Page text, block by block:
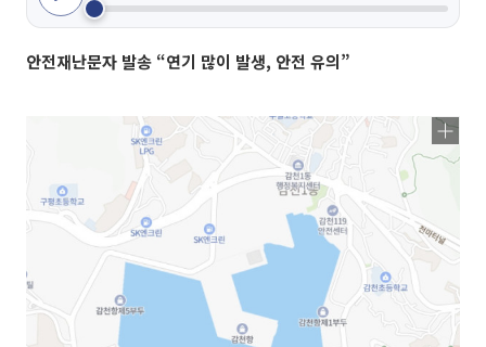
안전재난문자 발송 “연기 많이 발생, 안전 유의”